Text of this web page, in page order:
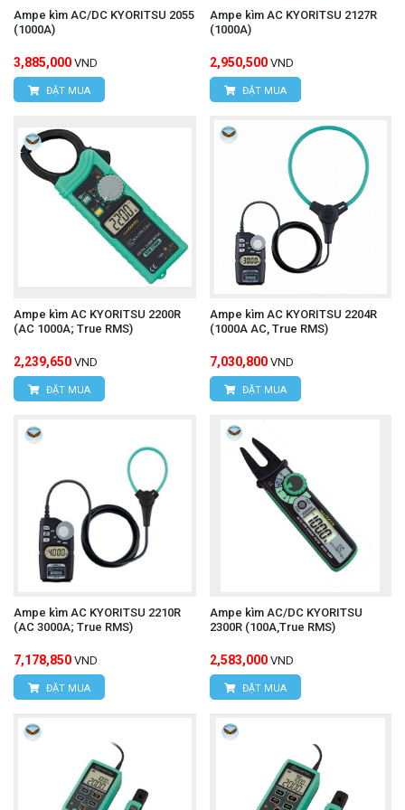
Hotline: 0934.616.395
Email:
vantien2307@gmail.com
Website: www.hungnguyentech.vn
Ampe kìm AC/DC KYORITSU 2055
(1000A)
3,885,000 VND
ĐẶT MUA
Ampe kìm AC KYORITSU 2127R
(1000A)
2,950,500 VND
ĐẶT MUA
Ampe kìm AC KYORITSU 2200R
(AC 1000A; True RMS)
2,239,650 VND
ĐẶT MUA
Ampe kìm AC KYORITSU 2204R
(1000A AC, True RMS)
7,030,800 VND
ĐẶT MUA
Ampe kìm AC KYORITSU 2210R
(AC 3000A; True RMS)
7,178,850 VND
ĐẶT MUA
Ampe kìm AC/DC KYORITSU
2300R (100A,True RMS)
2,583,000 VND
ĐẶT MUA